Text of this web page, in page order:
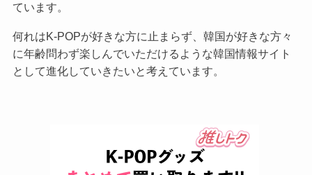
ています。
何れはK-POPが好きな方に止まらず、韓国が好きな方々
に年齢問わず楽しんでいただけるような韓国情報サイト
として進化していきたいと考えています。